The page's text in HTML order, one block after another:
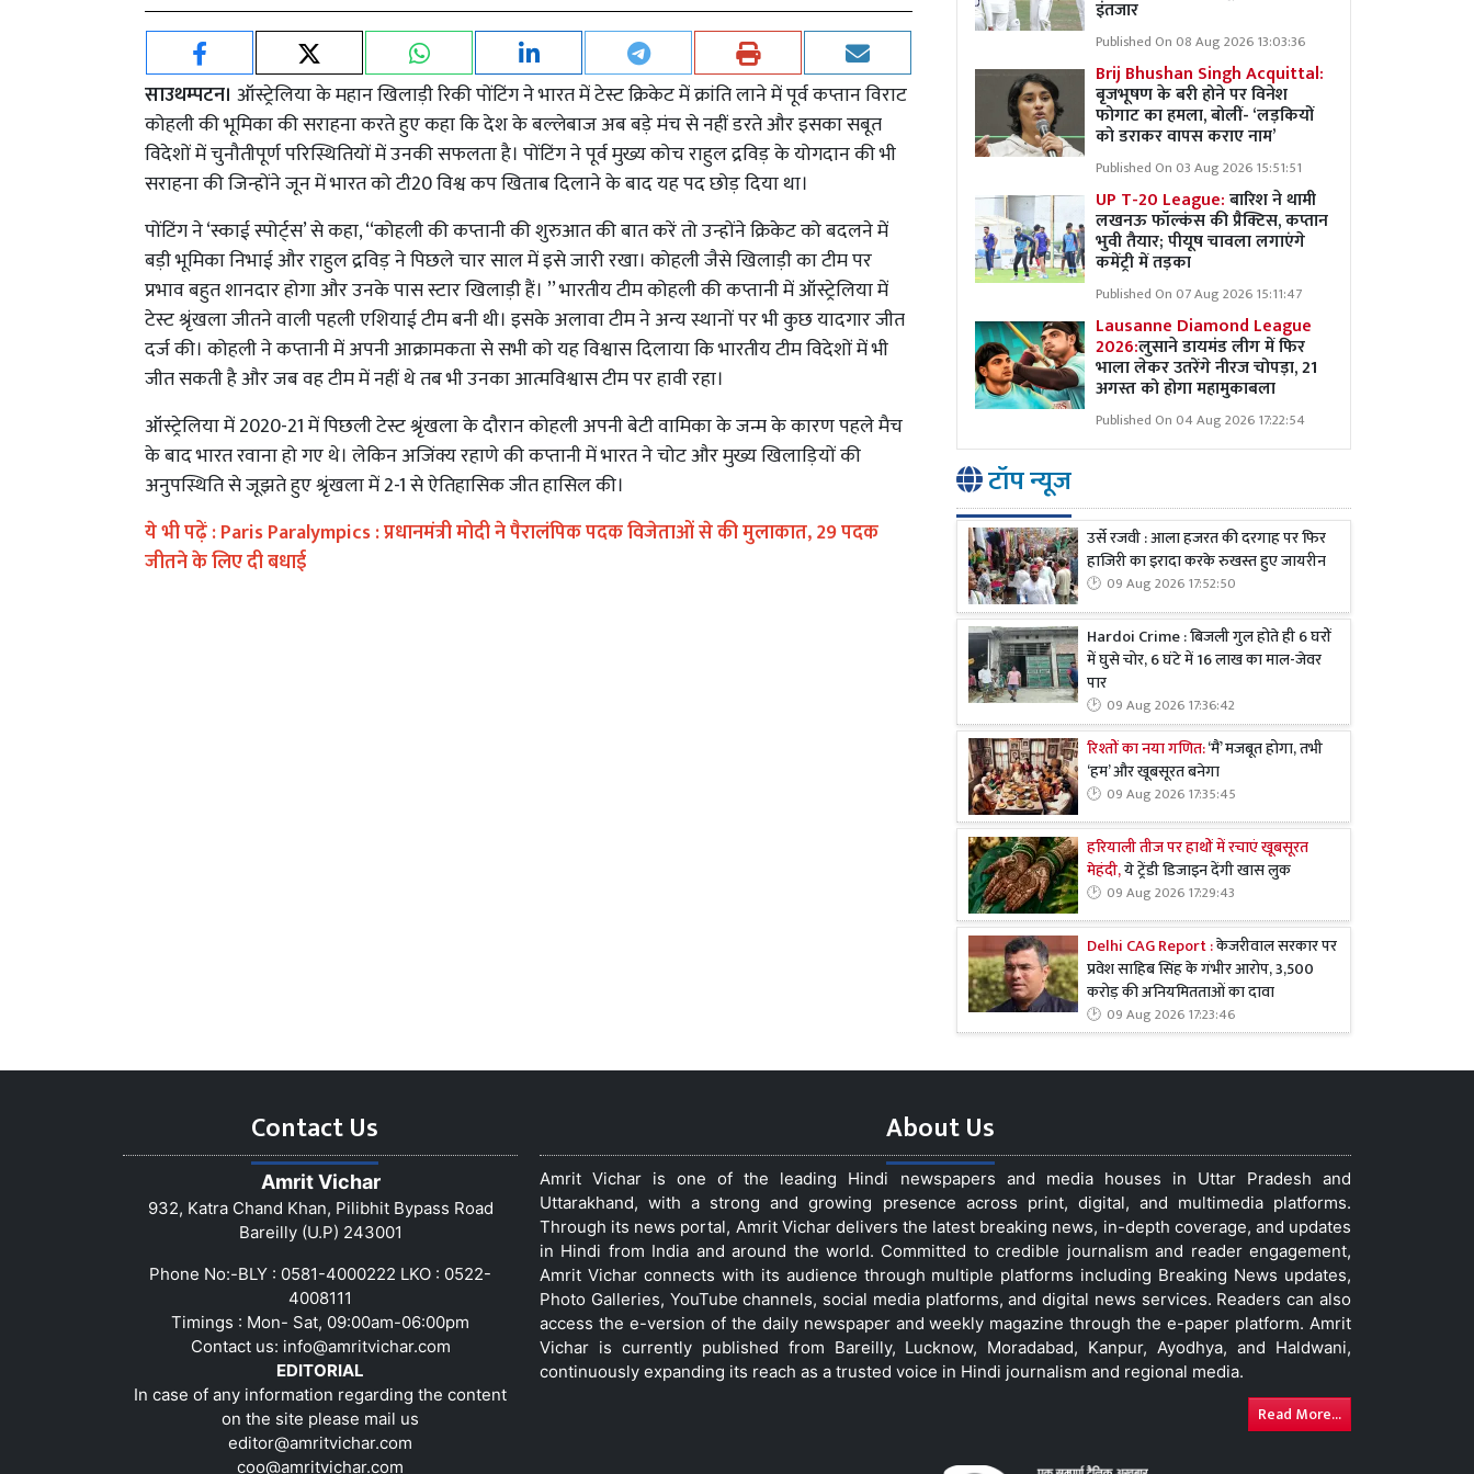
साउथम्पटन। ऑस्ट्रेलिया के महान खिलाड़ी रिकी पोंटिंग ने भारत में टेस्ट क्रिकेट में क्रांति लाने में पूर्व कप्तान विराट
कोहली की भूमिका की सराहना करते हुए कहा कि देश के बल्लेबाज अब बड़े मंच से नहीं डरते और इसका सबूत
विदेशों में चुनौतीपूर्ण परिस्थितियों में उनकी सफलता है। पोंटिंग ने पूर्व मुख्य कोच राहुल द्रविड़ के योगदान की भी
सराहना की जिन्होंने जून में भारत को टी20 विश्व कप खिताब दिलाने के बाद यह पद छोड़ दिया था।
पोंटिंग ने ‘स्काई स्पोर्ट्स’ से कहा, ‘‘कोहली की कप्तानी की शुरुआत की बात करें तो उन्होंने क्रिकेट को बदलने में
बड़ी भूमिका निभाई और राहुल द्रविड़ ने पिछले चार साल में इसे जारी रखा। कोहली जैसे खिलाड़ी का टीम पर
प्रभाव बहुत शानदार होगा और उनके पास स्टार खिलाड़ी हैं। ’’ भारतीय टीम कोहली की कप्तानी में ऑस्ट्रेलिया में
टेस्ट श्रृंखला जीतने वाली पहली एशियाई टीम बनी थी। इसके अलावा टीम ने अन्य स्थानों पर भी कुछ यादगार जीत
दर्ज की। कोहली ने कप्तानी में अपनी आक्रामकता से सभी को यह विश्वास दिलाया कि भारतीय टीम विदेशों में भी
जीत सकती है और जब वह टीम में नहीं थे तब भी उनका आत्मविश्वास टीम पर हावी रहा।
ऑस्ट्रेलिया में 2020-21 में पिछली टेस्ट श्रृंखला के दौरान कोहली अपनी बेटी वामिका के जन्म के कारण पहले मैच
के बाद भारत रवाना हो गए थे। लेकिन अजिंक्य रहाणे की कप्तानी में भारत ने चोट और मुख्य खिलाड़ियों की
अनुपस्थिति से जूझते हुए श्रृंखला में 2-1 से ऐतिहासिक जीत हासिल की।
ये भी पढ़ें :Paris Paralympics : प्रधानमंत्री मोदी ने पैरालंपिक पदक विजेताओं से की मुलाकात, 29 पदक
जीतने के लिए दी बधाई
इंतजार
Published On 08 Aug 2026 13:03:36
Brij Bhushan Singh Acquittal:
बृजभूषण के बरी होने पर विनेश
फोगाट का हमला, बोलीं- ‘लड़कियों
को डराकर वापस कराए नाम’
Published On 03 Aug 2026 15:51:51
UP T-20 League:बारिश ने थामी
लखनऊ फॉल्कंस की प्रैक्टिस, कप्तान
भुवी तैयार; पीयूष चावला लगाएंगे
कमेंट्री में तड़का
Published On 07 Aug 2026 15:11:47
Lausanne Diamond League
2026:लुसाने डायमंड लीग में फिर
भाला लेकर उतरेंगे नीरज चोपड़ा, 21
अगस्त को होगा महामुकाबला
Published On 04 Aug 2026 17:22:54
टॉप न्यूज
उर्से रजवी : आला हजरत की दरगाह पर फिर
हाजिरी का इरादा करके रुखस्त हुए जायरीन
09 Aug 2026 17:52:50
Hardoi Crime : बिजली गुल होते ही 6 घरों
में घुसे चोर, 6 घंटे में 16 लाख का माल-जेवर
पार
09 Aug 2026 17:36:42
रिश्तों का नया गणित:‘मैं’ मजबूत होगा, तभी
‘हम’ और खूबसूरत बनेगा
09 Aug 2026 17:35:45
हरियाली तीज पर हाथों में रचाएं खूबसूरत
मेहंदी,ये ट्रेंडी डिजाइन देंगी खास लुक
09 Aug 2026 17:29:43
Delhi CAG Report :केजरीवाल सरकार पर
प्रवेश साहिब सिंह के गंभीर आरोप, 3,500
करोड़ की अनियमितताओं का दावा
09 Aug 2026 17:23:46
Contact Us
Amrit Vichar
932, Katra Chand Khan, Pilibhit Bypass Road
Bareilly (U.P) 243001
Phone No:-BLY : 0581-4000222 LKO : 0522-
4008111
Timings : Mon- Sat, 09:00am-06:00pm
Contact us: info@amritvichar.com
EDITORIAL
In case of any information regarding the content
on the site please mail us
editor@amritvichar.com
coo@amritvichar.com
About Us
Amrit Vichar is one of the leading Hindi newspapers and media houses in Uttar Pradesh and
Uttarakhand, with a strong and growing presence across print, digital, and multimedia platforms.
Through its news portal, Amrit Vichar delivers the latest breaking news, in-depth coverage, and updates
in Hindi from India and around the world. Committed to credible journalism and reader engagement,
Amrit Vichar connects with its audience through multiple platforms including Breaking News updates,
Photo Galleries, YouTube channels, social media platforms, and digital news services. Readers can also
access the e-version of the daily newspaper and weekly magazine through the e-paper platform. Amrit
Vichar is currently published from Bareilly, Lucknow, Moradabad, Kanpur, Ayodhya, and Haldwani,
continuously expanding its reach as a trusted voice in Hindi journalism and regional media.
Read More...